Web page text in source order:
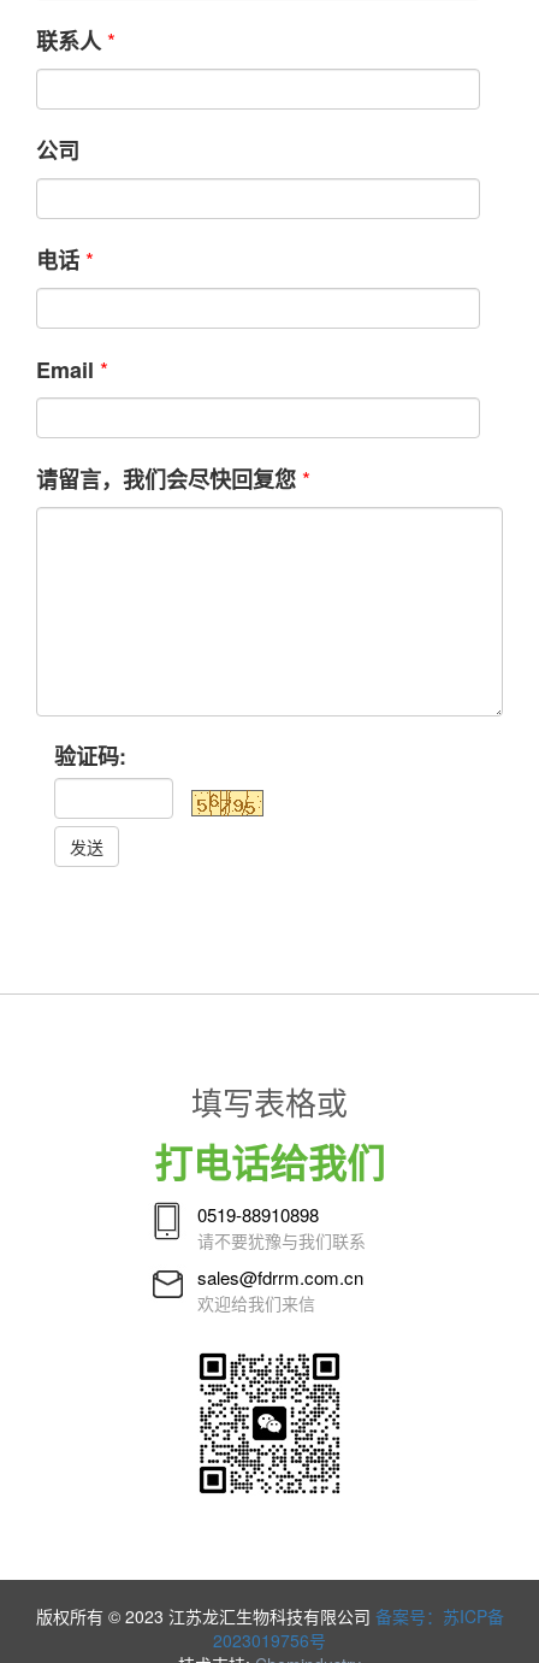
联系人 *
公司
电话 *
Email *
请留言，我们会尽快回复您 *
验证码:
发送
填写表格或
打电话给我们
0519-88910898
请不要犹豫与我们联系
sales@fdrrm.com.cn
欢迎给我们来信
版权所有 © 2023 江苏龙汇生物科技有限公司 备案号：苏ICP备
2023019756号